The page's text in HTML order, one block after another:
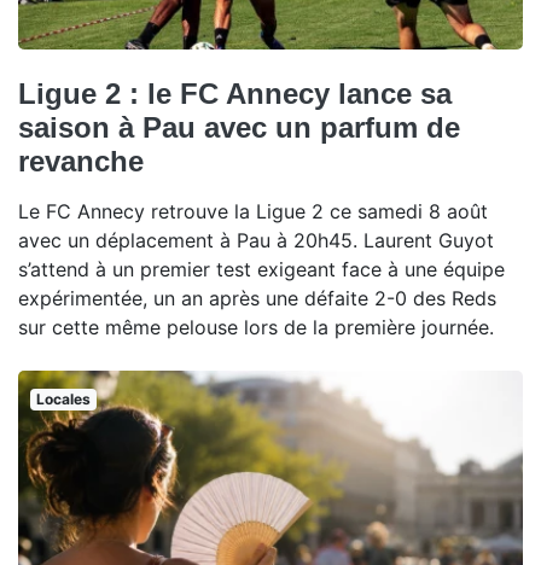
Ligue 2 : le FC Annecy lance sa
saison à Pau avec un parfum de
revanche
Le FC Annecy retrouve la Ligue 2 ce samedi 8 août
avec un déplacement à Pau à 20h45. Laurent Guyot
s’attend à un premier test exigeant face à une équipe
expérimentée, un an après une défaite 2-0 des Reds
sur cette même pelouse lors de la première journée.
Locales